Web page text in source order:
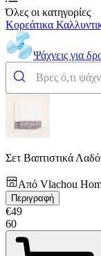
Όλες οι κατηγορίες
Κορεάτικα
Ψάχνεις για
Σετ Βαπτιστικά
Από Vlachou
Περιγραφή
€49
60